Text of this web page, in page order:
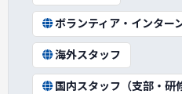
ボランティア・インター
海外スタッフ
国内スタッフ（支部・研